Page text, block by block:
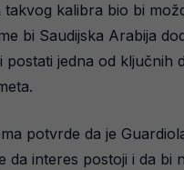
kalibra bio bi
bi Saudijska Arabija
postati jedna od ključnih
potvrde da je
da interes postoji i da bi